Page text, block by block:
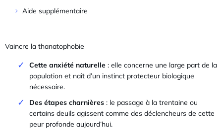
Aide supplémentaire
Vaincre la thanatophobie
Cette anxiété naturelle : elle concerne une large part de la
population et naît d’un instinct protecteur biologique
nécessaire.
Des étapes charnières : le passage à la trentaine ou
certains deuils agissent comme des déclencheurs de cette
peur profonde aujourd’hui.